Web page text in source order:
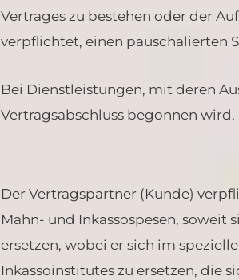
Vertrages zu bestehen oder der
verpflichtet, einen pauschalierten
Bei Dienstleistungen, mit deren
Vertragsabschluss begonnen
Der Vertragspartner (Kunde)
Mahn- und Inkassospesen,
ersetzen, wobei er sich im
Inkassoinstitutes zu ersetzen, die